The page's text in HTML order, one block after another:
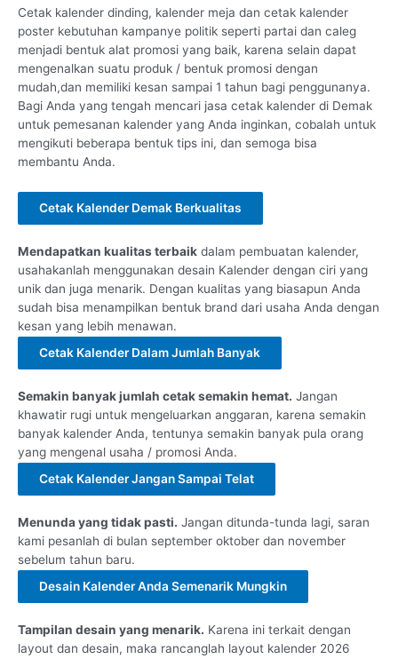
Cetak kalender dinding, kalender meja dan cetak kalender
poster kebutuhan kampanye politik seperti partai dan caleg
menjadi bentuk alat promosi yang baik, karena selain dapat
mengenalkan suatu produk / bentuk promosi dengan
mudah,dan memiliki kesan sampai 1 tahun bagi penggunanya.
Bagi Anda yang tengah mencari jasa cetak kalender di Demak
untuk pemesanan kalender yang Anda inginkan, cobalah untuk
mengikuti beberapa bentuk tips ini, dan semoga bisa
membantu Anda.
Cetak Kalender Demak Berkualitas
Mendapatkan kualitas terbaik dalam pembuatan kalender,
usahakanlah menggunakan desain Kalender dengan ciri yang
unik dan juga menarik. Dengan kualitas yang biasapun Anda
sudah bisa menampilkan bentuk brand dari usaha Anda dengan
kesan yang lebih menawan.
Cetak Kalender Dalam Jumlah Banyak
Semakin banyak jumlah cetak semakin hemat. Jangan
khawatir rugi untuk mengeluarkan anggaran, karena semakin
banyak kalender Anda, tentunya semakin banyak pula orang
yang mengenal usaha / promosi Anda.
Cetak Kalender Jangan Sampai Telat
Menunda yang tidak pasti. Jangan ditunda-tunda lagi, saran
kami pesanlah di bulan september oktober dan november
sebelum tahun baru.
Desain Kalender Anda Semenarik Mungkin
Tampilan desain yang menarik. Karena ini terkait dengan
layout dan desain, maka rancanglah layout kalender 2026